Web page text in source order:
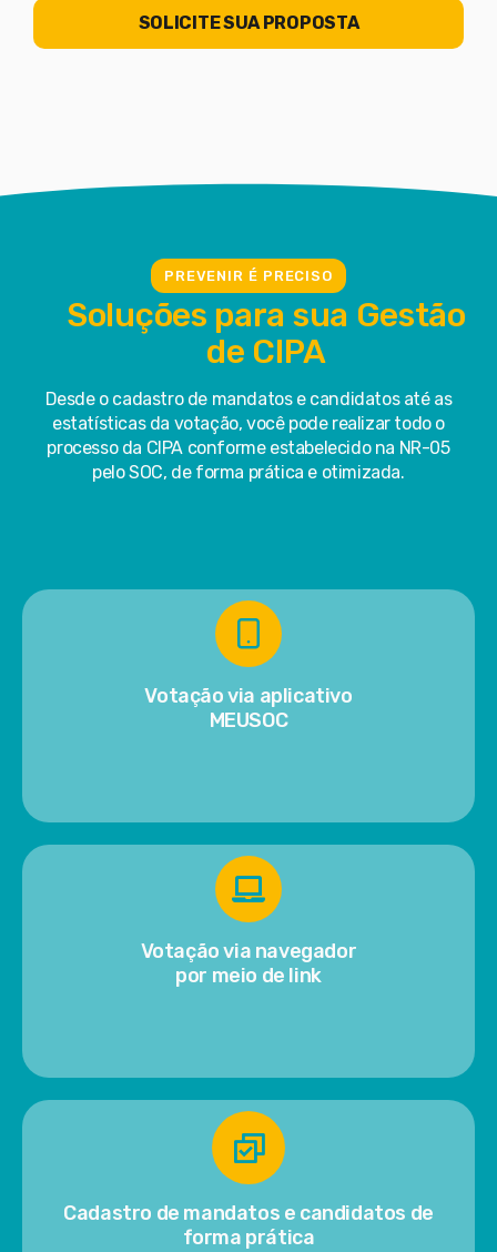
SOLICITE SUA PROPOSTA
PREVENIR É PRECISO
Soluções para sua Gestão
de CIPA
Desde o cadastro de mandatos e candidatos até as
estatísticas da votação, você pode realizar todo o
processo da CIPA conforme estabelecido na NR-05
pelo SOC, de forma prática e otimizada.
Votação via aplicativo
MEUSOC
Votação via navegador
por meio de link
Cadastro de mandatos e candidatos de
forma prática